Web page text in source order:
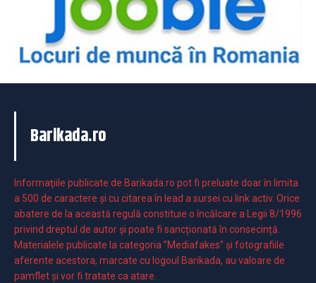
Barikada.ro
Informaţiile publicate de Barikada.ro pot fi preluate doar în limita
a 500 de caractere şi cu citarea în lead a sursei cu link activ. Orice
abatere de la această regulă constituie o încălcare a Legii 8/1996
privind dreptul de autor și poate fi sancționată în consecință.
Materialele publicate la categoria ”Mediafakes” și fotografiile
aferente acestora, marcate cu logoul Barikada, au valoare de
pamflet și vor fi tratate ca atare.